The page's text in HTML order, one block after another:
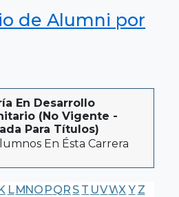
de Alumni por
En Desarrollo
(No Vigente -
Para Títulos)
En Ésta Carrera
LMNO PQR S T UVWX Y Z